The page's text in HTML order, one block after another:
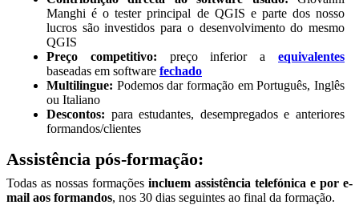
Manghi é o tester principal de QGIS e parte dos nosso
lucros são investidos para o desenvolvimento do mesmo
QGIS
Preço competitivo: preço inferior aequivalentes
baseadas em software fechado
Multilingue: Podemos dar formação em Português, Inglês
ou Italiano
Descontos: para estudantes, desempregados e anteriores
formandos/clientes
Assistência pós-formação:
Todas as nossas formações incluem assistência telefónica e por e-
mail aos formandos, nos 30 dias seguintes ao final da formação.